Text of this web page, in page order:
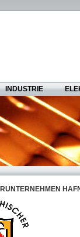
INDUSTRIE